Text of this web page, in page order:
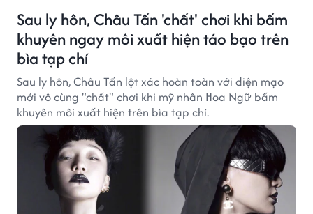
Sau ly hôn, Châu Tấn 'chất' chơi khi bấm
khuyên ngay môi xuất hiện táo bạo trên
bìa tạp chí
Sau ly hôn, Châu Tấn lột xác hoàn toàn với diện mạo
mới vô cùng "chất" chơi khi mỹ nhân Hoa Ngữ bấm
khuyên môi xuất hiện trên bìa tạp chí.